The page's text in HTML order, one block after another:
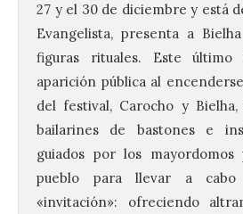
27 y el 30 de diciembre y está
Evangelista, presenta a
figuras rituales. Este
aparición pública al
del festival, Carocho y Bielha,
bailarines de bastones e
guiados por los
pueblo para llevar a
«invitación»: ofreciendo